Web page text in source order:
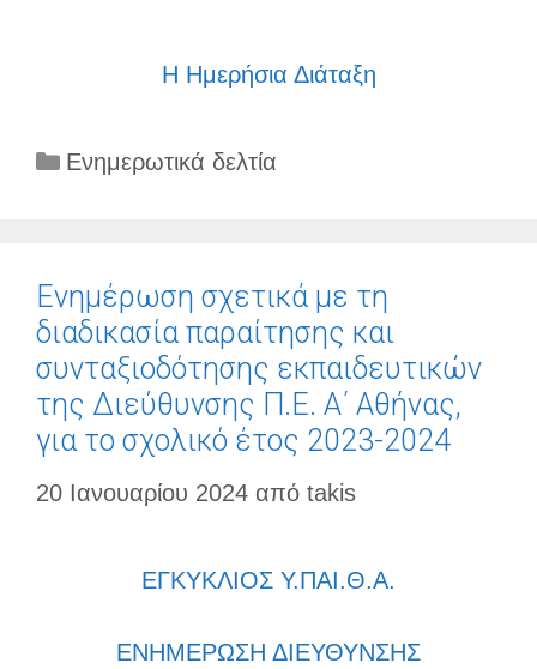
Η Ημερήσια Διάταξη
Κατηγορίες
Ενημερωτικά δελτία
Ενημέρωση σχετικά με τη
διαδικασία παραίτησης και
συνταξιοδότησης εκπαιδευτικών
της Διεύθυνσης Π.Ε. A΄ Αθήνας,
για το σχολικό έτος 2023-2024
20 Ιανουαρίου 2024 από takis
ΕΓΚΥΚΛΙΟΣ Υ.ΠΑΙ.Θ.Α.
ΕΝΗΜΕΡΩΣΗ ΔΙΕΥΘΥΝΣΗΣ